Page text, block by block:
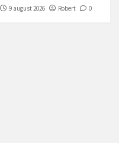
9 august 2026 Robert 0